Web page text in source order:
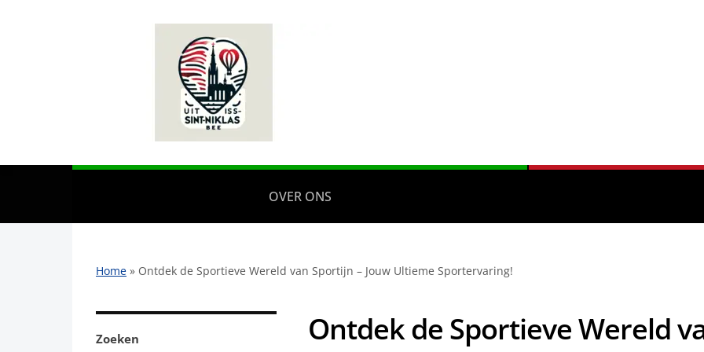
OVER ONS
Home » Ontdek de Sportieve Wereld van Sportijn – Jouw Ultieme Sportervaring!
Zoeken
Ontdek de Sportieve Wereld